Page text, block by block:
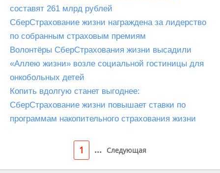
составят 261 млрд рублей
СберСтрахование жизни награждена за лидерство
по собранным страховым премиям
Волонтёры СберСтрахования жизни высадили
«Аллею жизни» возле социальной гостиницы для
онкобольных детей
Копить вдолгую станет выгоднее:
СберСтрахование жизни повышает ставки по
программам накопительного страхования жизни
1 ... Следующая